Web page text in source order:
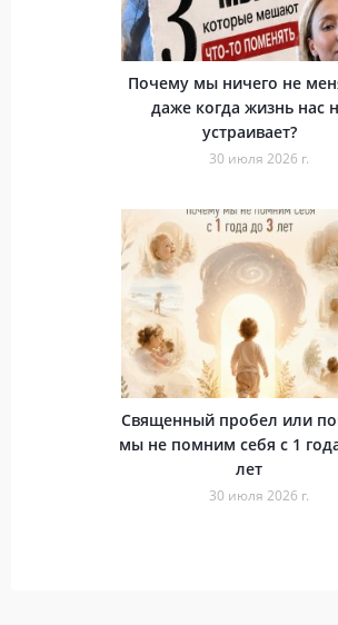
Почему мы ничего не
даже когда жизнь нас
устраивает?
30 июля 2026 г.
Священный пробел или
мы не помним себя с 1
лет
30 июля 2026 г.